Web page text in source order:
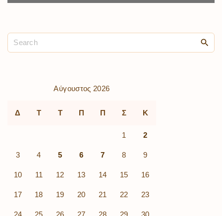
Αύγουστος 2026
Δ Τ Τ Π Π Σ Κ
1 2
3 4 5 6 7 8 9
10 11 12 13 14 15 16
17 18 19 20 21 22 23